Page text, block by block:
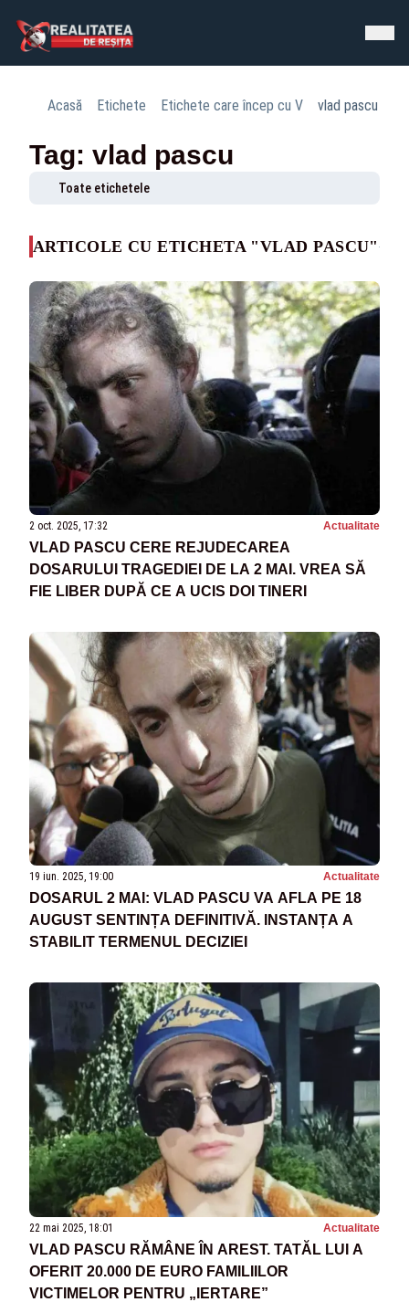
Acasă Etichete Etichete care încep cu V vlad pascu
Tag: vlad pascu
Toate etichetele
ARTICOLE CU ETICHETA "VLAD PASCU"
2 oct. 2025, 17:32 Actualitate
VLAD PASCU CERE REJUDECAREA
DOSARULUI TRAGEDIEI DE LA 2 MAI. VREA SĂ
FIE LIBER DUPĂ CE A UCIS DOI TINERI
19 iun. 2025, 19:00 Actualitate
DOSARUL 2 MAI: VLAD PASCU VA AFLA PE 18
AUGUST SENTINȚA DEFINITIVĂ. INSTANȚA A
STABILIT TERMENUL DECIZIEI
22 mai 2025, 18:01 Actualitate
VLAD PASCU RĂMÂNE ÎN AREST. TATĂL LUI A
OFERIT 20.000 DE EURO FAMILIILOR
VICTIMELOR PENTRU „IERTARE”